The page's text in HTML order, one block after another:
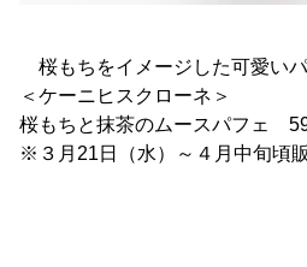
桜もちをイメージした可愛いパ
＜ケーニヒスクローネ＞
桜もちと抹茶のムースパフェ
※３月21日（水）～４月中旬頃